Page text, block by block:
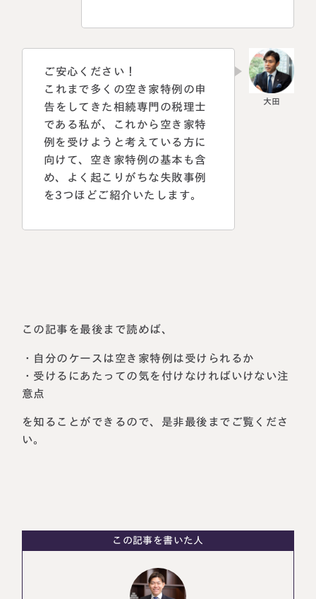
知県名古屋市中村区名駅三丁目28
名古屋ビルヂング25階
埼玉県さいたま市大宮区桜木町一丁目
大宮ソラミチKOZ4階
Access
ご安心ください！
これまで多くの空き家特例の申
告をしてきた相続専門の税理士
である私が、これから空き家特
例を受けようと考えている方に
向けて、空き家特例の基本も含
め、よく起こりがちな失敗事例
を3つほどご紹介いたします。
この記事を最後まで読めば、
・自分のケースは空き家特例は受けられるか
・受けるにあたっての気を付けなければいけない注
意点
を知ることができるので、是非最後までご覧くださ
い。
この記事を書いた人